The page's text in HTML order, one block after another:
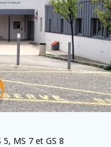
5, MS 7 et GS 8